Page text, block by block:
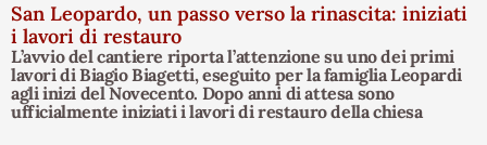
San Leopardo, un passo verso la rinascita: iniziati
i lavori di restauro
L’avvio del cantiere riporta l’attenzione su uno dei primi
lavori di Biagio Biagetti, eseguito per la famiglia Leopardi
agli inizi del Novecento. Dopo anni di attesa sono
ufficialmente iniziati i lavori di restauro della chiesa